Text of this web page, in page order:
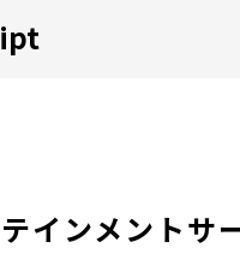
インメントサ